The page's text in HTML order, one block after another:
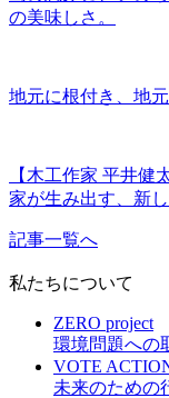
の美味しさ。
地元に根付き、地
【木工作家 平井健
家が生み出す、新
記事一覧へ
私たちについて
ZERO project
環境問題への
VOTE
未来のための